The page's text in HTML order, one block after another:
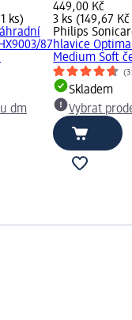
ks)
87
dm
449,00 Kč
3 ks (149,67 Kč
Philips
hlavice
Medium Soft
Skladem
Vybrat